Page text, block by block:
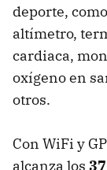
deporte,
altímetro,
cardiaca,
oxígeno en
otros.
Con WiFi y
alcanza los